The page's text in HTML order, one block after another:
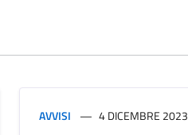
AVVISI 4 DICEMBRE 2023